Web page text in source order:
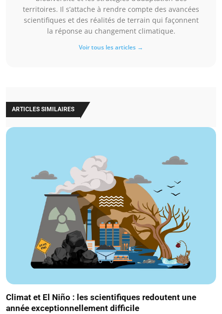
territoires. Il s’attache à rendre compte des avancées
scientifiques et des réalités de terrain qui façonnent
la réponse au changement climatique.
Voir tous les articles →
ARTICLES SIMILAIRES
Climat et El Niño : les scientifiques redoutent une
année exceptionnellement difficile